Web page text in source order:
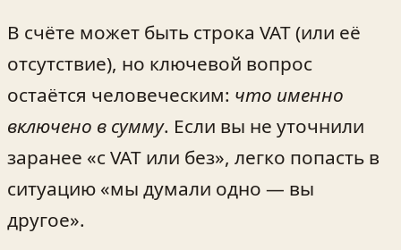
В счёте может быть строка VAT (или её
отсутствие), но ключевой вопрос
остаётся человеческим: что именно
включено в сумму. Если вы не уточнили
заранее «с VAT или без», легко попасть в
ситуацию «мы думали одно — вы
другое».